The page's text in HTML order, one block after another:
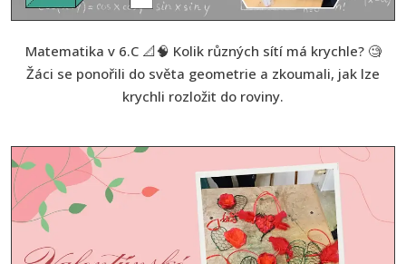
Matematika v 6.C 📐🧠 Kolik různých sítí má krychle? 🧐
Žáci se ponořili do světa geometrie a zkoumali, jak lze
krychli rozložit do roviny.